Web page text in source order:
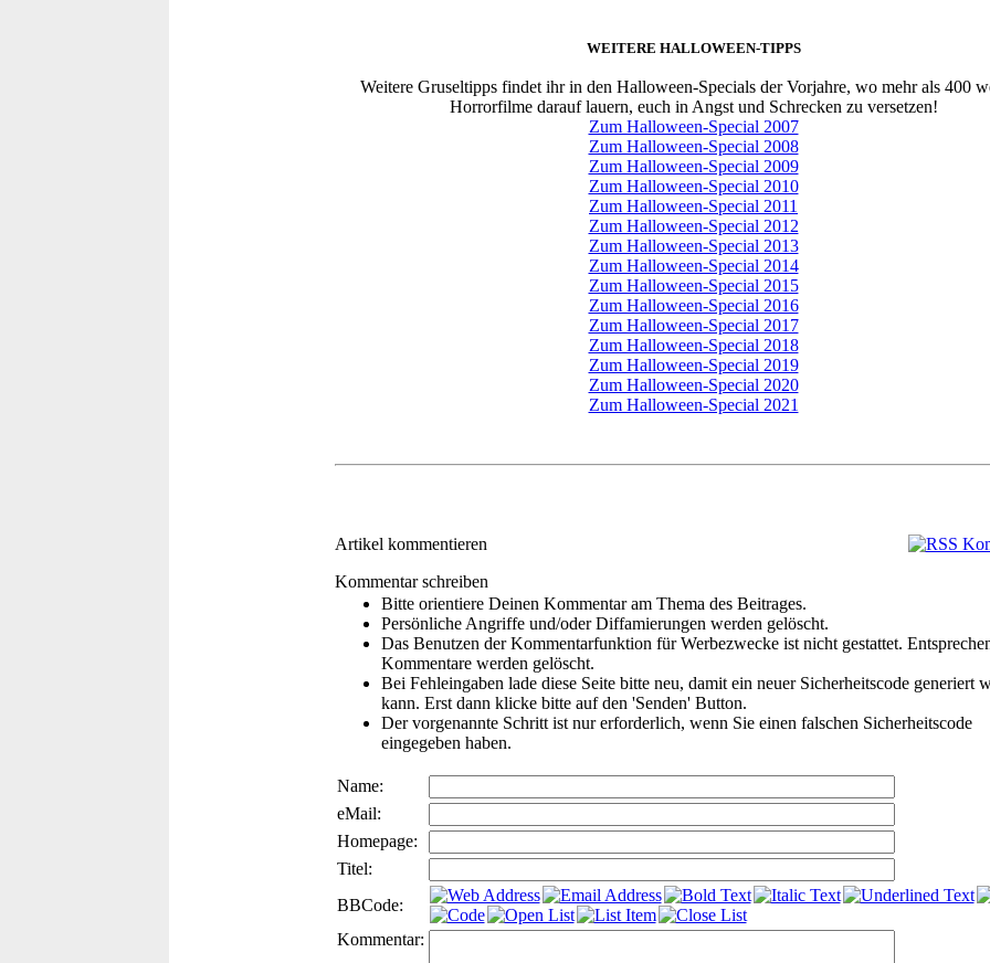
WEITERE HALLOWEEN-TIPPS
Weitere Gruseltipps findet ihr in den Halloween-Specials der Vorjahre, wo mehr als 400
Horrorfilme darauf lauern, euch in Angst und Schrecken zu versetzen!
Zum Halloween-Special 2007
Zum Halloween-Special 2008
Zum Halloween-Special 2009
Zum Halloween-Special 2010
Zum Halloween-Special 2011
Zum Halloween-Special 2012
Zum Halloween-Special 2013
Zum Halloween-Special 2014
Zum Halloween-Special 2015
Zum Halloween-Special 2016
Zum Halloween-Special 2017
Zum Halloween-Special 2018
Zum Halloween-Special 2019
Zum Halloween-Special 2020
Zum Halloween-Special 2021
Artikel kommentieren
Kommentar schreiben
Bitte orientiere Deinen Kommentar am Thema des Beitrages.
Persönliche Angriffe und/oder Diffamierungen werden gelöscht.
Das Benutzen der Kommentarfunktion für Werbezwecke ist nicht gestattet.
Kommentare werden gelöscht.
Bei Fehleingaben lade diese Seite bitte neu, damit ein neuer Sicherheitscode generiert
kann. Erst dann klicke bitte auf den 'Senden' Button.
Der vorgenannte Schritt ist nur erforderlich, wenn Sie einen falschen Sicherheitscode
eingegeben haben.
Name:
eMail:
Homepage:
Titel:
BBCode:
Kommentar: